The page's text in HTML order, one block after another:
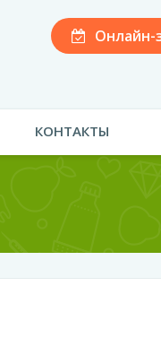
Онлайн-
КОНТАКТЫ